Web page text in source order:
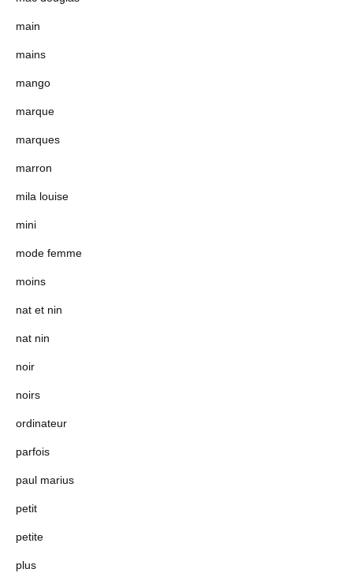
main
mains
mango
marque
marques
marron
mila louise
mini
mode femme
moins
nat et nin
nat nin
noir
noirs
ordinateur
parfois
paul marius
petit
petite
plus